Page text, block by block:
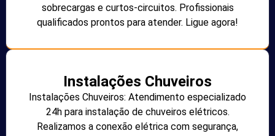
sobrecargas e curtos-circuitos. Profissionais
qualificados prontos para atender. Ligue agora!
Instalações Chuveiros
Instalações Chuveiros: Atendimento especializado
24h para instalação de chuveiros elétricos.
Realizamos a conexão elétrica com segurança,